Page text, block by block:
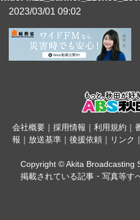
2023/03/01 09:02
会社概要｜ 採用情報 ｜ 利用規約 ｜
報 ｜ 放送基準 ｜ 後援依頼 ｜ リンク ｜
Copyright © Akita Broadcasting
掲載されている記事・写真等す